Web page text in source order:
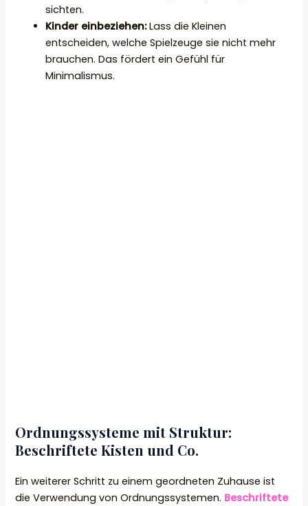
sichten.
Kinder einbeziehen:Lass die Kleinen
entscheiden, welche Spielzeuge sie nicht mehr
brauchen. Das fördert ein Gefühl für
Minimalismus.
Ordnungssysteme mit Struktur:
Beschriftete Kisten und Co.
Ein weiterer Schritt zu einem geordneten Zuhause ist
die Verwendung von Ordnungssystemen. Beschriftete